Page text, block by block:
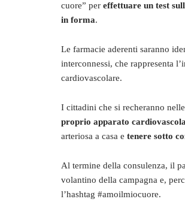
cuore” per effettuare un test
in forma.
Le farmacie aderenti saranno
interconnessi, che rappresenta
cardiovascolare.
I cittadini che si recheranno
proprio apparato
arteriosa a casa e tenere sotto
Al termine della consulenza, il
volantino della campagna e,
l’hashtag #amoilmiocuore.